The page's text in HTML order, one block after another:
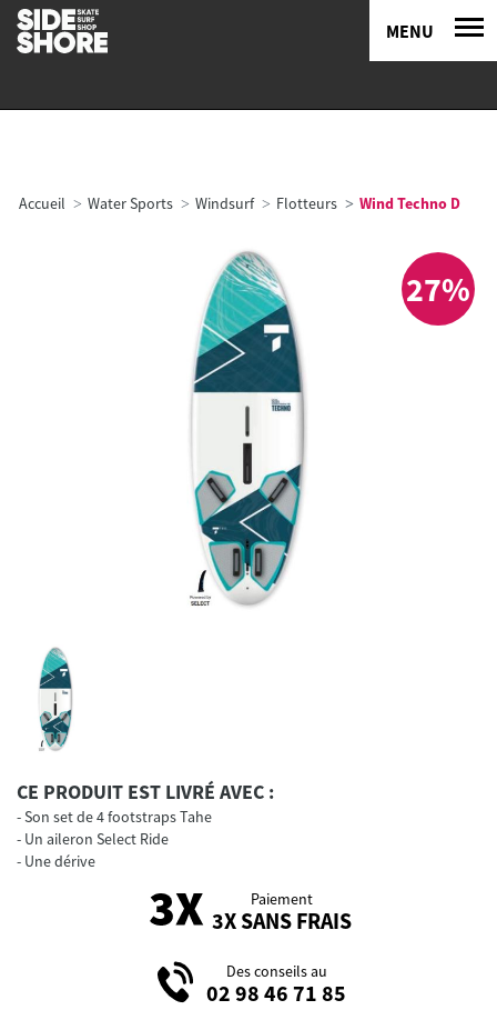
MENU
Accueil Water Sports Windsurf Flotteurs Wind Techno D
27%
CE PRODUIT EST LIVRÉ AVEC :
Son set de 4 footstraps Tahe
Un aileron Select Ride
Une dérive
Paiement
3X SANS FRAIS
Des conseils au
02 98 46 71 85